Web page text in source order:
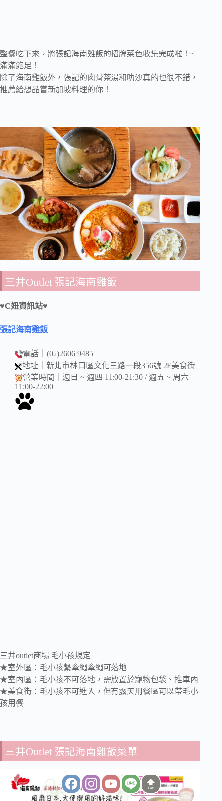
整餐吃下來，將張記海南雞飯的招牌菜色收集完成啦！~
滿滿飽足！
除了海南雞飯外，張記的肉骨茶湯和叻沙真的也很不錯，
推薦給想品嘗新加坡料理的你！
三井Outlet 張記海南雞飯
♥C妞資訊站♥
張記海南雞飯
電話｜(02)2606 9485
地址｜新北市林口區文化三路一段356號 2F美食街
營業時間｜週日 ~ 週四 11:00-21:30 / 週五 ~ 周六
11:00-22:00
三井outlet商場 毛小孩規定
★室外區：毛小孩繫牽繩牽繩可落地
★室內區：毛小孩不可落地，需放置於寵物包袋、推車內
★美食街：毛小孩不可進入，但有露天用餐區可以帶毛小
孩用餐
三井Outlet 張記海南雞飯菜單
TOP